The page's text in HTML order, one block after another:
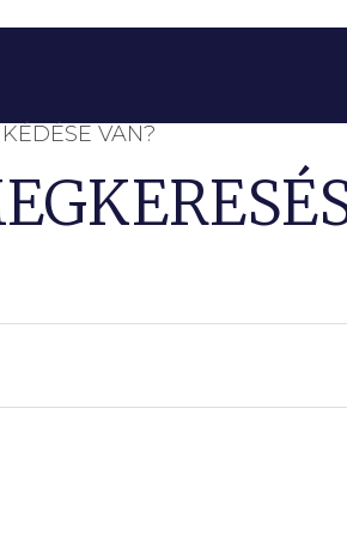
KÉDÉSE VAN?